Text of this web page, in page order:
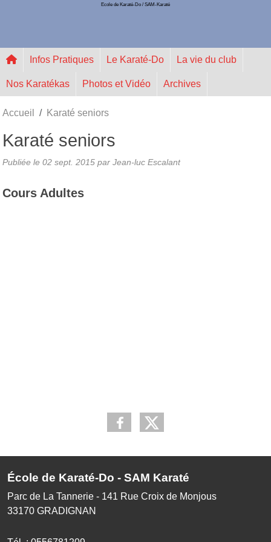
Ecole de Karaté-Do / SAM-Karaté
Infos Pratiques Le Karaté-Do La vie du club
Nos Karatékas Photos et Vidéo Archives
Accueil Karaté seniors
Karaté seniors
Publiée le 02 sept. 2015 par Jean-luc Escalant
Cours Adultes
École de Karaté-Do - SAM Karaté
Parc de La Tannerie - 141 Rue Croix de Monjous
33170 GRADIGNAN
Panneau de gestion des cookies